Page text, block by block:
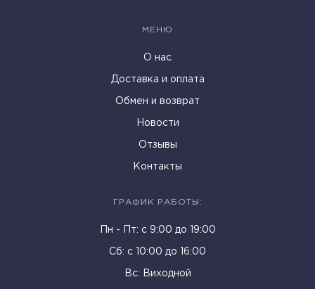
МЕНЮ
О нас
Доставка и оплата
Обмен и возврат
Новости
Отзывы
Контакты
ГРАФИК РАБОТЫ:
Пн - Пт: c 9:00 до 19:00
Cб: с 10:00 до 16:00
Вс: Виходной